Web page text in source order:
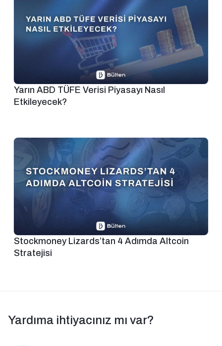
Yarın ABD TÜFE Verisi Piyasayı Nasıl
Etkileyecek?
Stockmoney Lizards’tan 4 Adımda Altcoin
Stratejisi
Yardıma ihtiyacınız mı var?